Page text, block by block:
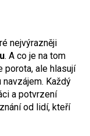
nejvýrazněji
. A co je na tom
porota, ale hlasují
Každý
a potvrzení
od lidí, kteří